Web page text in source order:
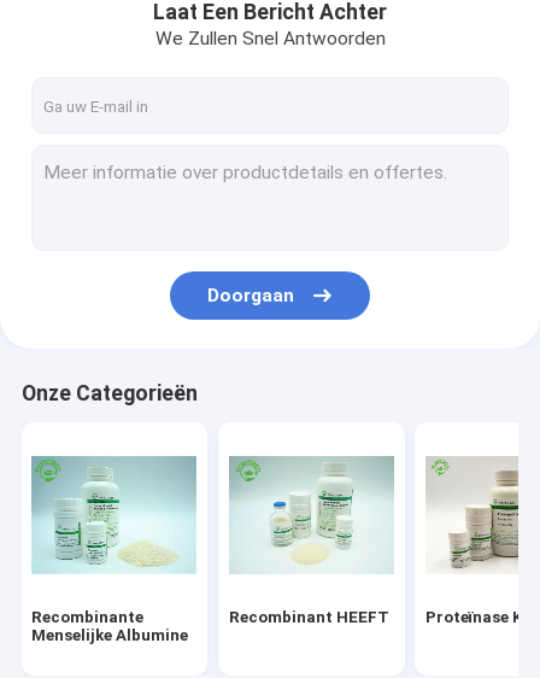
Recombinante IGF 1 Lange R3
Recombinante Menselijke Lactoferrin
Recombinante VEGF
Laat Een Bericht Achter
We Zullen Snel Antwoorden
Doorgaan
Onze Categorieën
Recombinante
Menselijke Albumine
Recombinant HEEFT Proteïnase K